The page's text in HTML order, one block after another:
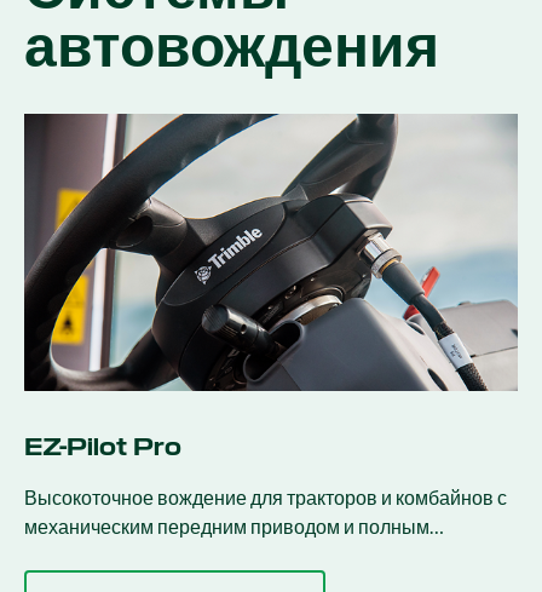
автовождения
EZ-Pilot Pro
Высокоточное вождение для тракторов и комбайнов с
механическим передним приводом и полным